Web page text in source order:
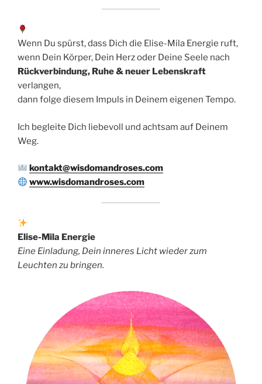
Wenn Du spürst, dass Dich die Elise-Mila Energie ruft,
wenn Dein Körper, Dein Herz oder Deine Seele nach
Rückverbindung, Ruhe & neuer Lebenskraft
verlangen,
dann folge diesem Impuls in Deinem eigenen Tempo.
Ich begleite Dich liebevoll und achtsam auf Deinem
Weg.
kontakt@wisdomandroses.com
www.wisdomandroses.com
Elise-Mila Energie
Eine Einladung, Dein inneres Licht wieder zum
Leuchten zu bringen.